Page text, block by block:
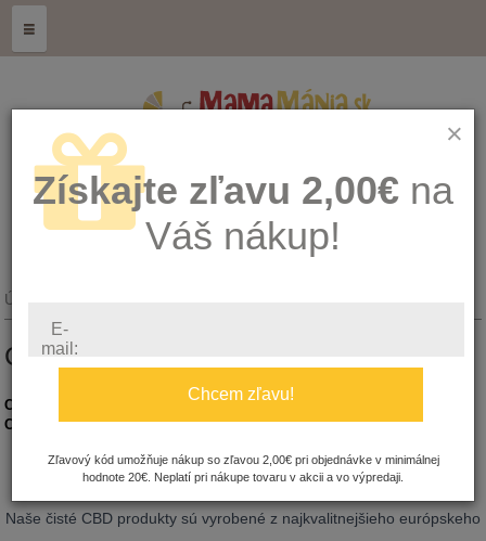
≡
Úvod
CBD - OLEJE
CBD - Kozmetika CBD - Oleje
CBD - Pre Zvieratká
CBD - Riešenia
MAGNA GT - Jeden z najčistejších CBD olejov...
Naše čisté CBD produkty sú vyrobené z najkvalitnejšieho európskeho
×
Získajte zľavu 2,00€ na
Váš nákup!
E-
mail:
Chcem zľavu!
Zľavový kód umožňuje nákup so zľavou 2,00€ pri objednávke v minimálnej
hodnote 20€. Neplatí pri nákupe tovaru v akcii a vo výpredaji.